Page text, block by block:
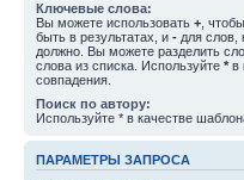
Ключевые слова:
Вы можете использовать + ,
быть в результатах, и - для слов,
должно. Вы можете разделить
слова из списка. Используйте * в
совпадения.
Поиск по автору:
Используйте * в качестве
ПАРАМЕТРЫ ЗАПРОСА